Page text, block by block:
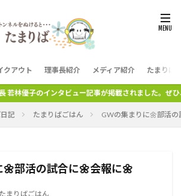
クアウト 理事長紹介 メディア紹介 たまりば
記事が掲載されました。ぜひ、ご覧ください。
記 たまりばごはん GWの集まりに🌼部活
部活の試合に🌼会報に⁡🌼
たまりばごはん